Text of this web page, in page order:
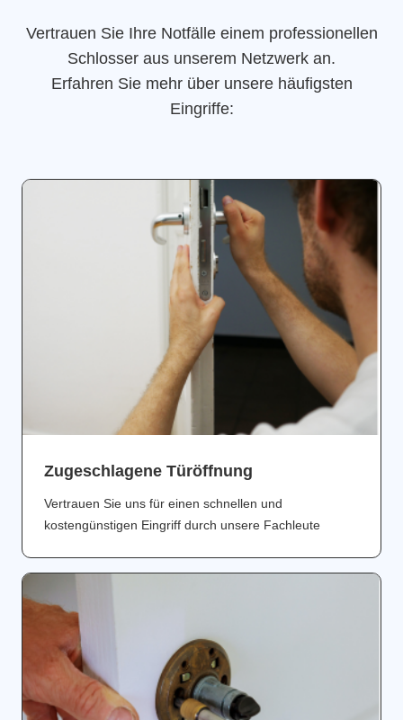
Vertrauen Sie Ihre Notfälle einem professionellen
Schlosser aus unserem Netzwerk an.
Erfahren Sie mehr über unsere häufigsten
Eingriffe:
Zugeschlagene Türöffnung
Vertrauen Sie uns für einen schnellen und
kostengünstigen Eingriff durch unsere Fachleute